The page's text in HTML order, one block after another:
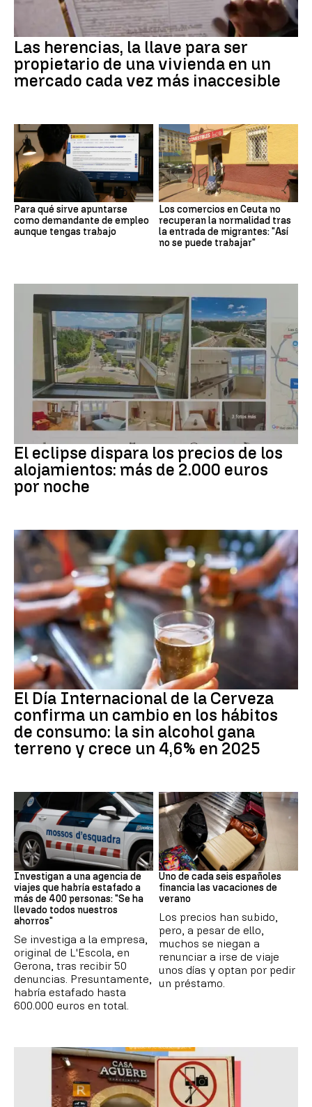
Las herencias, la llave para ser
propietario de una vivienda en un
mercado cada vez más inaccesible
Para qué sirve apuntarse
como demandante de empleo
aunque tengas trabajo
Los comercios en Ceuta no
recuperan la normalidad tras
la entrada de migrantes: "Así
no se puede trabajar"
Eclipse solar
El eclipse dispara los precios de los
alojamientos: más de 2.000 euros
por noche
Día Internacional Cerveza
El Día Internacional de la Cerveza
confirma un cambio en los hábitos
de consumo: la sin alcohol gana
terreno y crece un 4,6% en 2025
Estafa
Investigan a una agencia de
viajes que habría estafado a
más de 400 personas: "Se ha
llevado todos nuestros
ahorros"
Se investiga a la empresa,
original de L'Escola, en
Gerona, tras recibir 50
denuncias. Presuntamente,
habría estafado hasta
600.000 euros en total.
Subida precios
Uno de cada seis españoles
financia las vacaciones de
verano
Los precios han subido,
pero, a pesar de ello,
muchos se niegan a
renunciar a irse de viaje
unos días y optan por pedir
un préstamo.